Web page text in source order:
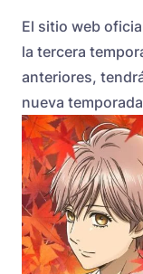
El sitio web
la tercera
anteriores,
nueva